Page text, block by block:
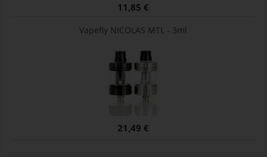
11,85 €
Vapefly NICOLAS MTL - 3ml
21,49 €